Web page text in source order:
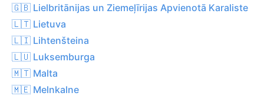
🇬🇧 Lielbritānijas un Ziemeļīrijas Apvienotā Karaliste
🇱🇹 Lietuva
🇱🇮 Lihtenšteina
🇱🇺 Luksemburga
🇲🇹 Malta
🇲🇪 Melnkalne